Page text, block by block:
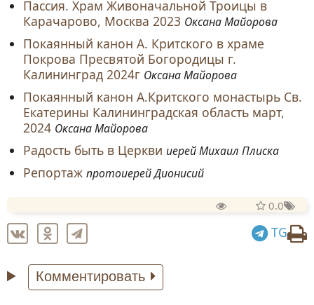
Пассия. Храм Живоначальной Троицы в
Карачарово, Москва 2023 Оксана Майорова
Покаянный канон А. Критского в храме
Покрова Пресвятой Богородицы г.
Калининград 2024г Оксана Майорова
Покаянный канон А.Критского монастырь Св.
Екатерины Калининградская область март,
2024 Оксана Майорова
Радость быть в Церкви иерей Михаил Плиска
Репортаж протоиерей Дионисий
0.0
TG
Комментировать